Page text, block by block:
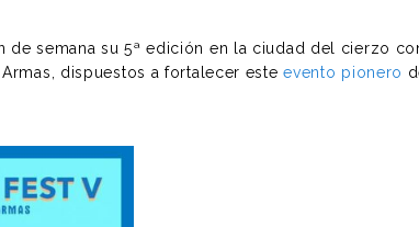
de semana su 5ª edición en la ciudad del cierzo
dispuestos a fortalecer esteevento pionero